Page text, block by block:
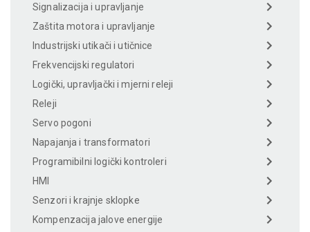
Signalizacija i upravljanje
Zaštita motora i upravljanje
Industrijski utikači i utičnice
Frekvencijski regulatori
Logički, upravljački i mjerni releji
Releji
Servo pogoni
Napajanja i transformatori
Programibilni logički kontroleri
HMI
Senzori i krajnje sklopke
Kompenzacija jalove energije